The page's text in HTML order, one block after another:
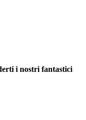
i nostri fantastici